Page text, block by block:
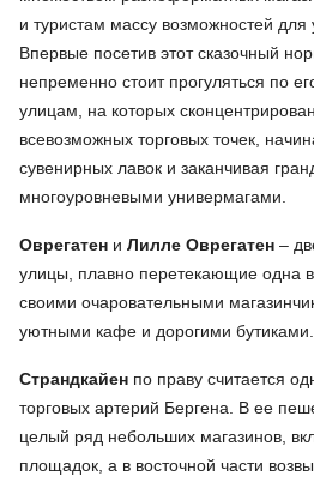
и туристам массу возможностей для
Впервые посетив этот сказочный
непременно стоит прогуляться по
улицам, на которых
всевозможных торговых точек,
сувенирных лавок и заканчивая
многоуровневыми универмагами.
Оврегатен и Лилле Оврегатен –
улицы, плавно перетекающие одна
своими очаровательными
уютными кафе и дорогими бутиками.
Страндкайен по праву считается
торговых артерий Бергена. В ее
целый ряд небольших магазинов,
площадок, а в восточной части